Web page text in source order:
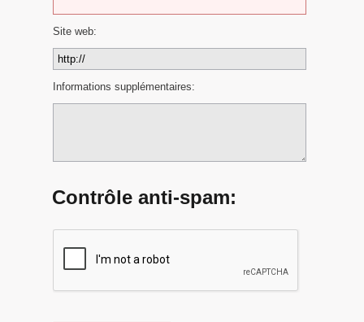
Site web:
Informations supplémentaires:
Contrôle anti-spam: